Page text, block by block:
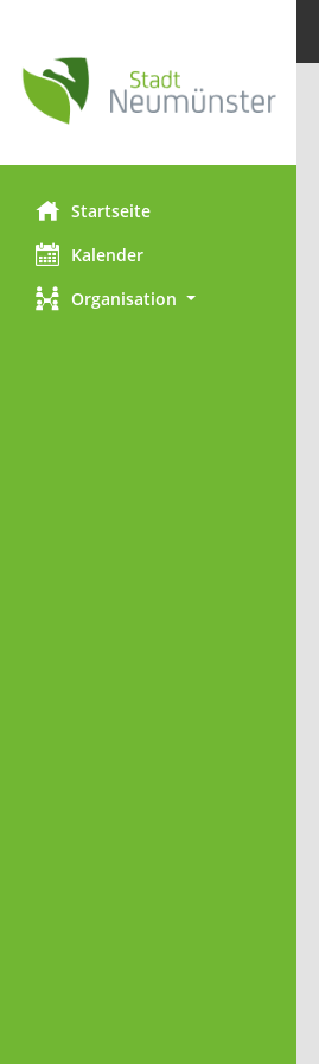
Startseite
Kalender
Organisation